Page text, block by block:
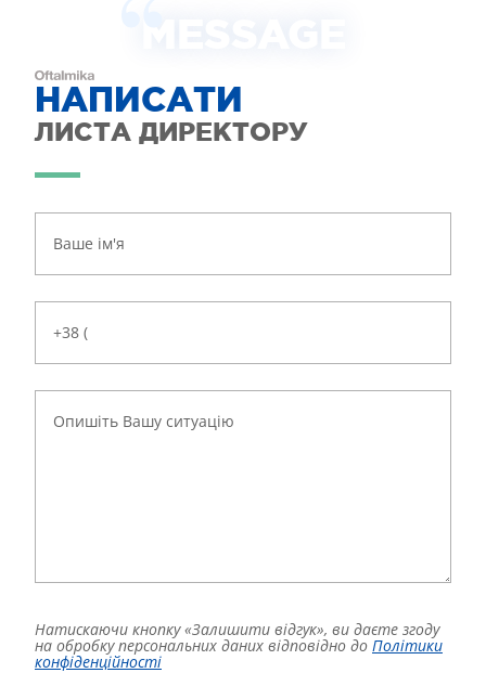
НАПИСАТИ
ЛИСТА ДИРЕКТОРУ
Натискаючи кнопку «Залишити відгук», ви даєте згоду
на обробку персональних даних відповідно до Політики
конфіденційності